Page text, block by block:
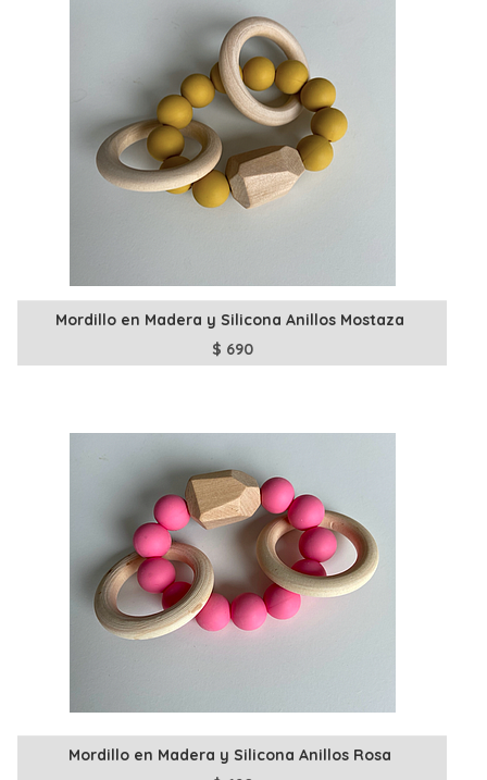
Mordillo en Madera y Silicona Anillos Mostaza
$ 690
Mordillo en Madera y Silicona Anillos Rosa